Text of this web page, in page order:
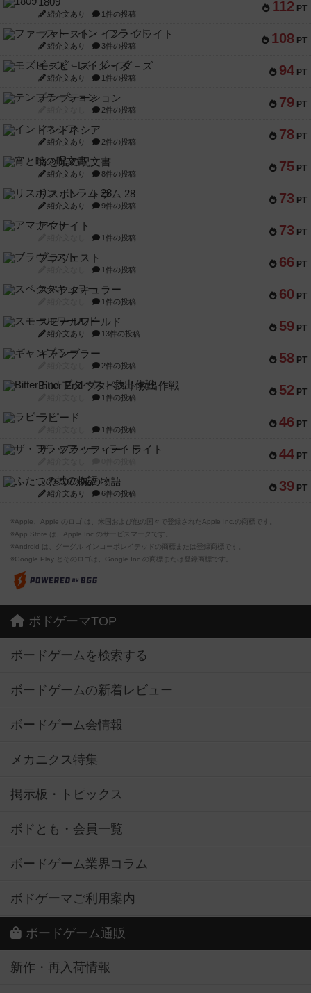
112 PT
紹介文あり 1件の投稿
108 PT
ファースト・イン・フライト
紹介文あり 3件の投稿
94 PT
モズビ－ズ・レイダ－ズ
紹介文あり 1件の投稿
79 PT
テンプテーション
2件の投稿
78 PT
インドネシア
紹介文あり 2件の投稿
75 PT
宵と暁の呪文書
紹介文あり 8件の投稿
73 PT
リスボン・トラム 28
紹介文あり 9件の投稿
73 PT
アマナイト
1件の投稿
66 PT
ブラヴェスト
1件の投稿
60 PT
スペクタキュラー
1件の投稿
59 PT
スモールワールド
紹介文あり 13件の投稿
58 PT
ギャンブラー
2件の投稿
52 PT
Bitter End ブタペスト救出作戦
1件の投稿
46 PT
ラピード
1件の投稿
44 PT
ザ・フラッフィー・ライト
39 PT
ふたつの城の物語
紹介文あり 6件の投稿
※Apple、Apple のロゴ は、米国および他の国々で登録されたApple Inc.の商標です。
※App Store は、Apple Inc.のサービスマークです。
※Android は、グーグル インコーポレイテッドの商標または登録商標です。
※Google Play とそのロゴは、Google Inc.の商標または登録商標です。
ボドゲーマTOP
ボードゲームを検索する
ボードゲームの新着レビュー
ボードゲーム会情報
メカニクス特集
掲示板・トピックス
ボドとも・会員一覧
ボードゲーム業界コラム
ボドゲーマご利用案内
ボードゲーム通販
新作・再入荷情報